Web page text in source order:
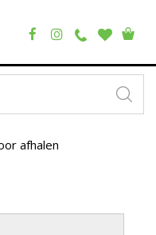
afhalen